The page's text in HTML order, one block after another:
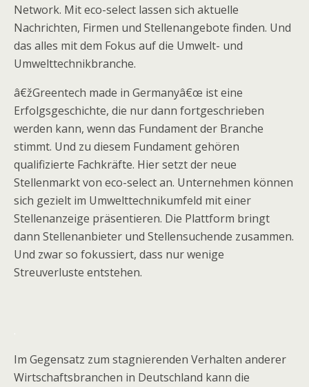
Network. Mit eco-select lassen sich aktuelle
Nachrichten, Firmen und Stellenangebote finden. Und
das alles mit dem Fokus auf die Umwelt- und
Umwelttechnikbranche.
â€žGreentech made in Germanyâ€œ ist eine
Erfolgsgeschichte, die nur dann fortgeschrieben
werden kann, wenn das Fundament der Branche
stimmt. Und zu diesem Fundament gehören
qualifizierte Fachkräfte. Hier setzt der neue
Stellenmarkt von eco-select an. Unternehmen können
sich gezielt im Umwelttechnikumfeld mit einer
Stellenanzeige präsentieren. Die Plattform bringt
dann Stellenanbieter und Stellensuchende zusammen.
Und zwar so fokussiert, dass nur wenige
Streuverluste entstehen.
Im Gegensatz zum stagnierenden Verhalten anderer
Wirtschaftsbranchen in Deutschland kann die